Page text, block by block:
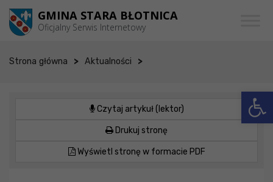
Przejdź do menu
Przejdź do głównej treści strony
Przejdź do stopki strony GMINA STARA BŁOTNICA
Oficjalny Serwis Internetowy
Strona główna > Aktualności >
Czytaj artykuł (lektor)
Drukuj stronę
Wyświetl stronę w formacie PDF